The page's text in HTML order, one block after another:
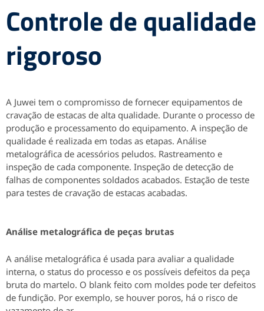
Controle de qualidade
rigoroso
A Juwei tem o compromisso de fornecer equipamentos de
cravação de estacas de alta qualidade. Durante o processo de
produção e processamento do equipamento. A inspeção de
qualidade é realizada em todas as etapas. Análise
metalográfica de acessórios peludos. Rastreamento e
inspeção de cada componente. Inspeção de detecção de
falhas de componentes soldados acabados. Estação de teste
para testes de cravação de estacas acabadas.
Análise metalográfica de peças brutas
A análise metalográfica é usada para avaliar a qualidade
interna, o status do processo e os possíveis defeitos da peça
bruta do martelo. O blank feito com moldes pode ter defeitos
de fundição. Por exemplo, se houver poros, há o risco de